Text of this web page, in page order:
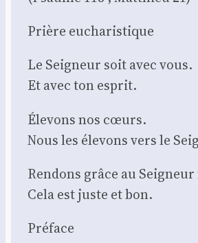
Prière eucha­ris­tique
Le Sei­gneur soit avec vous.
Et avec ton esprit.
Éle­vons nos cœurs.
Nous les éle­vons vers le
Ren­dons grâce au
Cela est juste et bon.
Pré­face